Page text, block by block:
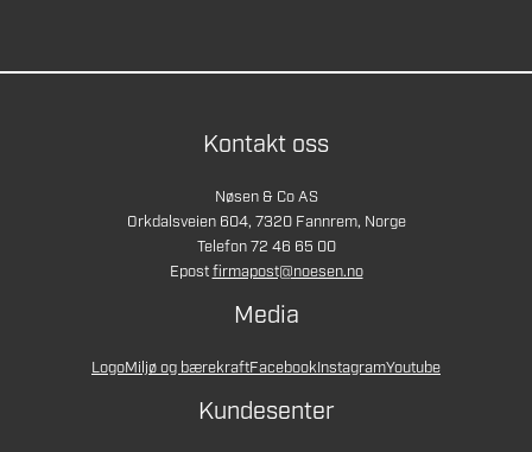
Kontakt oss
Nøsen & Co AS
Orkdalsveien 604, 7320 Fannrem, Norge
Telefon 72 46 65 00
Epostfirmapost@noesen.no
Media
LogoMiljø og bærekraftFacebookInstagramYoutube
Kundesenter